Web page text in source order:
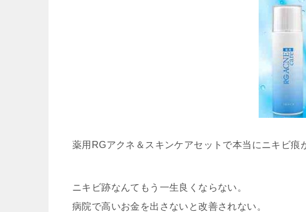
薬用RGアクネ＆スキンケアセットで本当にニキビ痕
ニキビ跡なんてもう一生良くならない。
病院で高いお金を出さないと改善されない。